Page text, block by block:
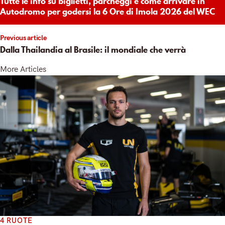
Previous article
Dalla Thailandia al Brasile: il mondiale che verrà
Autodromo per godersi la 6 Ore di Imola 2026 del WEC
More Articles
4 RUOTE